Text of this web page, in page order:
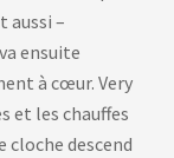
aussi –
ensuite
à cœur. Very
et les chauffes
cloche descend